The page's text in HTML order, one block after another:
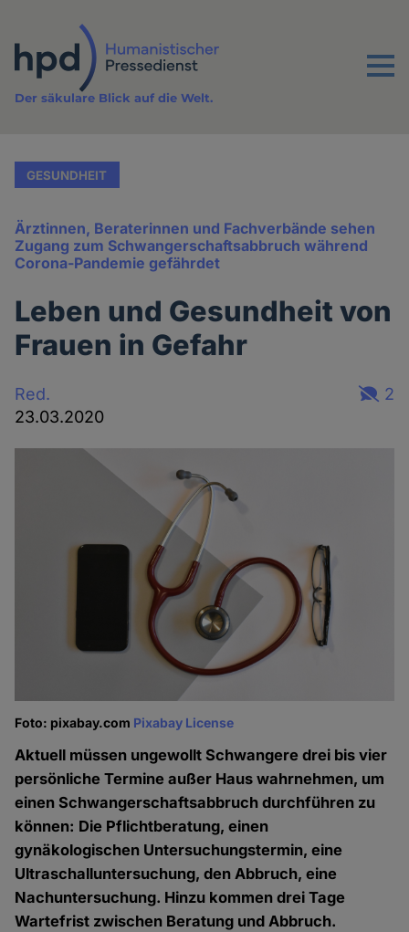
Inhalt
Menu
Der säkulare Blick auf die Welt.
GESUNDHEIT
Ärztinnen, Beraterinnen und Fachverbände sehen
Zugang zum Schwangerschaftsabbruch während
Corona-Pandemie gefährdet
Leben und Gesundheit von
Frauen in Gefahr
Red.
23.03.2020
2
Foto: pixabay.com Pixabay License
Aktuell müssen ungewollt Schwangere drei bis vier
persönliche Termine außer Haus wahrnehmen, um
einen Schwangerschaftsabbruch durchführen zu
können: Die Pflichtberatung, einen
gynäkologischen Untersuchungstermin, eine
Ultraschalluntersuchung, den Abbruch, eine
Nachuntersuchung. Hinzu kommen drei Tage
Wartefrist zwischen Beratung und Abbruch.